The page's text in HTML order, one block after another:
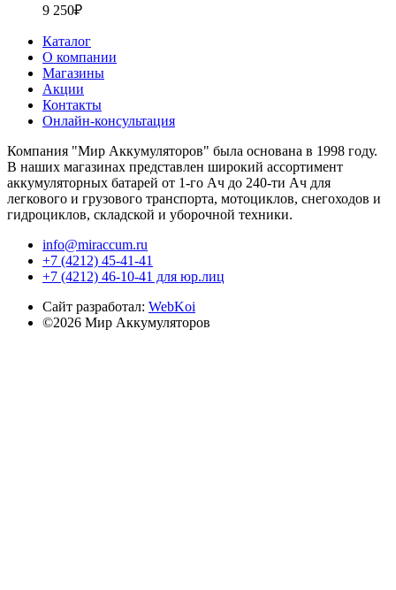
9 250₽
Каталог
О компании
Магазины
Акции
Контакты
Онлайн-консультация
Компания "Мир Аккумуляторов" была основана в 1998 году.
В наших магазинах представлен широкий ассортимент
аккумуляторных батарей от 1-го Ач до 240-ти Ач для
легкового и грузового транспорта, мотоциклов, снегоходов и
гидроциклов, складской и уборочной техники.
info@miraccum.ru
+7 (4212) 45-41-41
+7 (4212) 46-10-41 для юр.лиц
Сайт разработал: WebKoi
©2026 Мир Аккумуляторов